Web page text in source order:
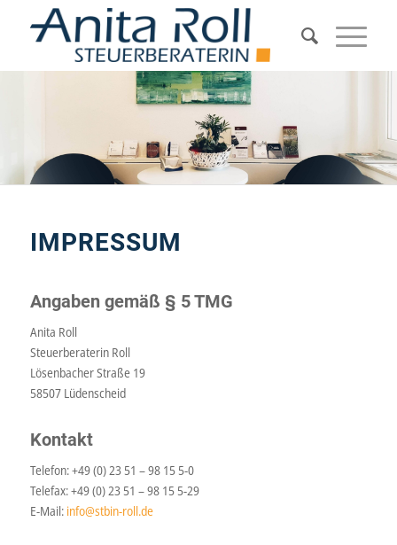
IMPRESSUM
Angaben gemäß § 5 TMG
Anita Roll
Steuerberaterin Roll
Lösenbacher Straße 19
58507 Lüdenscheid
Kontakt
Telefon: +49 (0) 23 51 – 98 15 5-0
Telefax: +49 (0) 23 51 – 98 15 5-29
E-Mail: info@stbin-roll.de